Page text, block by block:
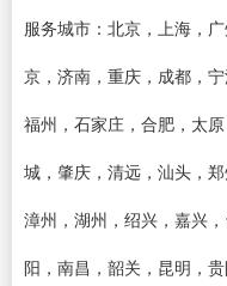
服务城市：北京，上海，
京，济南，重庆，成都，
福州，石家庄，合肥，太
城，肇庆，清远，汕头，
漳州，湖州，绍兴，嘉兴
阳，南昌，韶关，昆明，